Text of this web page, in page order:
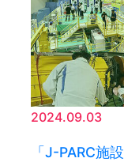
2024.09.03
「J-PARC施